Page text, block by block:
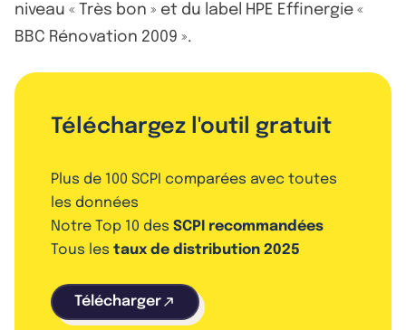
niveau « Très bon » et du label HPE Effinergie «
BBC Rénovation 2009 ».
Téléchargez l'outil gratuit
Plus de 100 SCPI comparées avec toutes
les données
Notre Top 10 des SCPI recommandées
Tous les taux de distribution 2025
Télécharger